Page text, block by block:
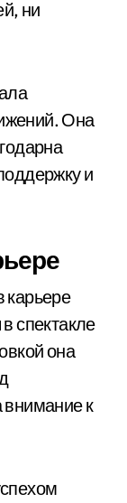
ни
Она
и
карьере
спектакле
она
внимание к